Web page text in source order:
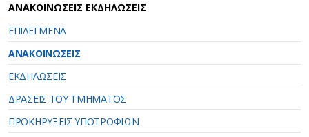
ΑΝΑΚΟΙΝΩΣΕΙΣ ΕΚΔΗΛΩΣΕΙΣ
ΕΠΙΛΕΓΜΕΝΑ
ΑΝΑΚΟΙΝΩΣΕΙΣ
ΕΚΔΗΛΩΣΕΙΣ
ΔΡΑΣΕΙΣ ΤΟΥ ΤΜΗΜΑΤΟΣ
ΠΡΟΚΗΡΥΞΕΙΣ ΥΠΟΤΡΟΦΙΩΝ